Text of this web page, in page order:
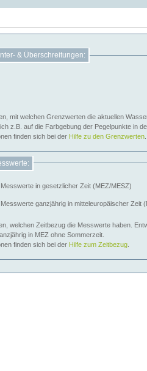
& Überschreitungen:
mit welchen Grenzwerten die aktuellen
sich z.B. auf die Farbgebung der Pegelpunkte in
finden sich bei der Hilfe zu den Grenzwerten
in gesetzlicher Zeit (MEZ/MESZ)
ganzjährig in mitteleuropäischer Zeit
welchen Zeitbezug die Messwerte haben.
in MEZ ohne Sommerzeit.
finden sich bei der Hilfe zum Zeitbezug